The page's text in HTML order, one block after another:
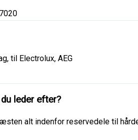
til Electrolux, AEG
leder efter?
alt indenfor reservedele til